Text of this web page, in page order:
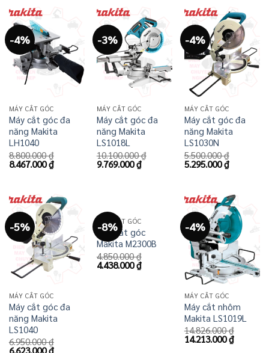
-4%
MÁY CẮT GÓC
Máy cắt góc đa
năng Makita
LH1040
8.800.000₫
Giá
8.467.000₫Giá
hiện
8.467.000 ₫.
-3%
MÁY CẮT GÓC
Máy cắt góc đa
năng Makita
LS1018L
10.100.000₫
Giá
gốc
9.769.000₫Giá
hiện
9.769.000 ₫.
-4%
MÁY CẮT GÓC
Máy cắt góc đa
năng Makita
LS1030N
5.500.000₫
Giá
gốc
5.295.000₫Giá
hiện
5.295.000
-5%
MÁY CẮT GÓC
Máy cắt góc đa
năng Makita
LS1040
6.950.000₫
Giá Giá
-8%
MÁY CẮT GÓC
Máy cắt góc
Makita M2300B
4.850.000₫
Giá
4.438.000₫Giá
hiện
4.438.000 ₫.
-4%
MÁY CẮT GÓC
Máy cắt nhôm
Makita LS1019L
14.826.000₫
Giá
14.213.000₫Giá
hiện